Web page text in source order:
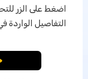
اضغط على الزر
التفاصيل الواردة